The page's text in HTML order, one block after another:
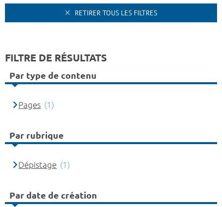
RETIRER TOUS LES FILTRES
FILTRE DE RÉSULTATS
Par type de contenu
Pages (1)
Par rubrique
Dépistage (1)
Par date de création